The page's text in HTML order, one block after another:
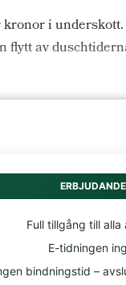
i
flytt av
ERBJUDANDE
Full tillgång till alla
E-tidningen
bindningstid –